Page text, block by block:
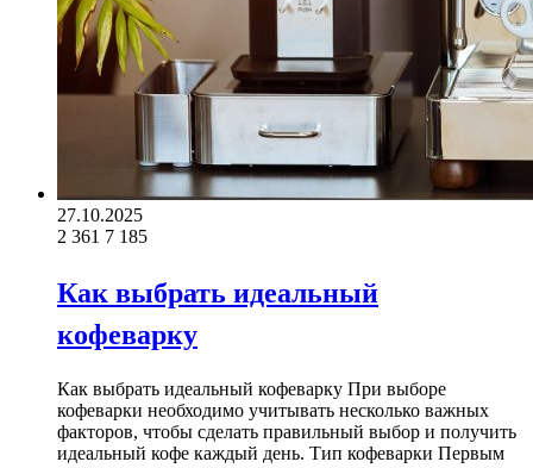
27.10.2025
2 361 7 185
Как выбрать идеальный
кофеварку
Как выбрать идеальный кофеварку При выборе
кофеварки необходимо учитывать несколько важных
факторов, чтобы сделать правильный выбор и получить
идеальный кофе каждый день. Тип кофеварки Первым